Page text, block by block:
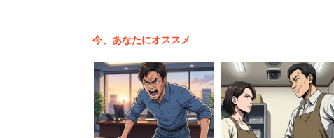
東京都の40代女性（サービス業/世帯年収
買えますが、お肉、お魚は一人あたり1食
この家庭でも、負担感が大きいのは教育費
今、あなたにオススメ